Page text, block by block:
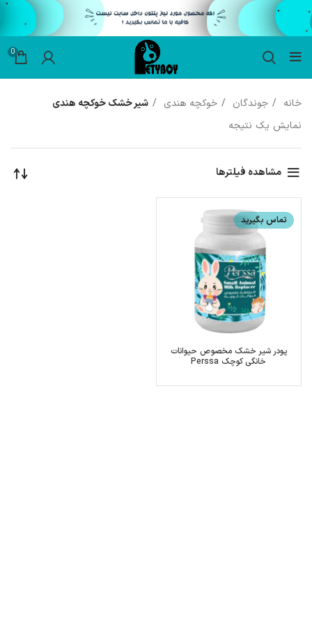
0
خانه جوندگان خوکچه هندی
شیر خشک خوکچه هندی
نمایش یک نتیجه
مشاهده فیلترها
تماس بگیرید
پودر شیر خشک مخصوص حیوانات
خانگی کوچک Perssa